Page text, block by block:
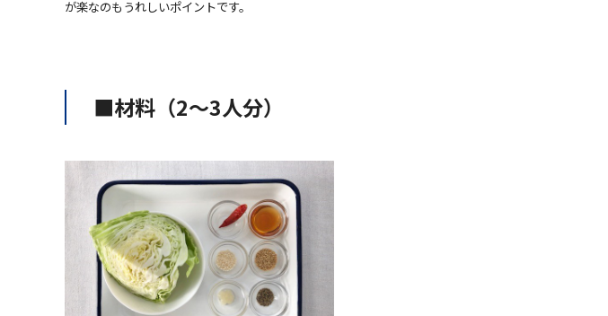
が楽なのもうれしいポイントです。
■材料（2〜3人分）